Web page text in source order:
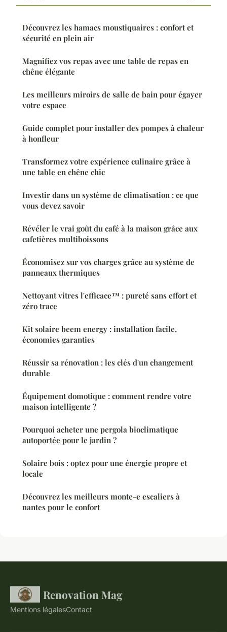
Découvrez les hamacs moustiquaires : confort et
sécurité en plein air
Magnifiez vos repas avec une table de repas en
chêne élégante
Les meilleurs miroirs de salle de bain pour égayer
votre espace
Guide complet pour installer des pompes à chaleur
à honfleur
Transformez votre expérience culinaire grâce à
une table en chêne chic
Investir dans un système de climatisation : ce que
vous devez savoir
Révéler le vrai goût du café à la maison grâce aux
cafetières multiboissons
Économisez sur vos charges grâce au système de
panneaux thermiques
Nettoyant vitres l'efficace™ : pureté sans effort et
zéro trace
Kit solaire beem energy : installation facile,
économies garanties
Réussir sa rénovation : les clés d'un changement
durable
Équipement domotique : comment rendre votre
maison intelligente ?
Pourquoi acheter une pergola bioclimatique
autoportée pour le jardin ?
Solaire bois : optez pour une énergie propre et
locale
Découvrez les meilleurs monte-e escaliers à
nantes pour le confort
Renovation Mag
Mentions légalesContact